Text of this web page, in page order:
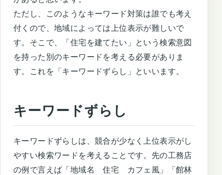
ただし、このようなキーワード対策は誰でも考え
付くので、地域によっては上位表示が難しいで
す。そこで、「住宅を建てたい」という検索意図
を持った別のキーワードを考える必要がありま
す。これを「キーワードずらし」といいます。
キーワードずらし
キーワードずらしは、競合が少なく上位表示がし
やすい検索ワードを考えることです。先の工務店
の例で言えば「地域名 住宅 カフェ風」「館林